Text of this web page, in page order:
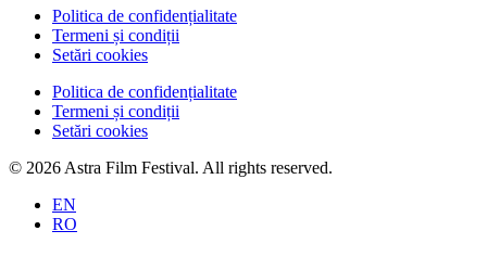
Politica de confidențialitate
Termeni și condiții
Setări cookies
Politica de confidențialitate
Termeni și condiții
Setări cookies
© 2026 Astra Film Festival. All rights reserved.
EN
RO